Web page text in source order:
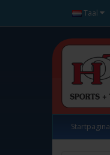
Taal
Startpagina